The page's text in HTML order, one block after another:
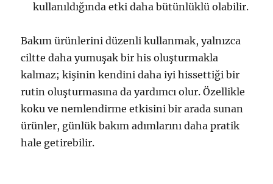
kullanıldığında etki daha bütünlüklü olabilir.
Bakım ürünlerini düzenli kullanmak, yalnızca
ciltte daha yumuşak bir his oluşturmakla
kalmaz; kişinin kendini daha iyi hissettiği bir
rutin oluşturmasına da yardımcı olur. Özellikle
koku ve nemlendirme etkisini bir arada sunan
ürünler, günlük bakım adımlarını daha pratik
hale getirebilir.